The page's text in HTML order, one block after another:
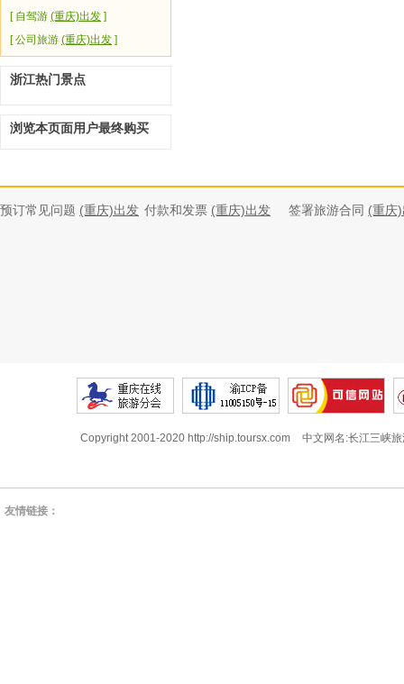
[ 自驾游 (重庆)出发 ]
[ 公司旅游 (重庆)出发 ]
浙江热门景点
浏览本页面用户最终购买
预订常见问题 (重庆)出发 付款和发票 (重庆)出发 签署旅游合同 (重庆
Copyright 2001-2020 http://ship.toursx.com 中文网名:长江三峡
友情链接：